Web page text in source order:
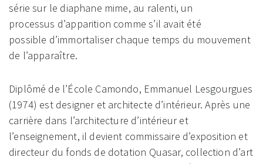
série sur le diaphane mime, au ralenti, un
processus d’apparition comme s’il avait été
possible d’immortaliser chaque temps du mouvement
de l’apparaître.
Diplômé de l’École Camondo, Emmanuel Lesgourgues
(1974) est designer et architecte d’intérieur. Après une
carrière dans l’architecture d’intérieur et
l’enseignement, il devient commissaire d’exposition et
directeur du fonds de dotation Quasar, collection d’art